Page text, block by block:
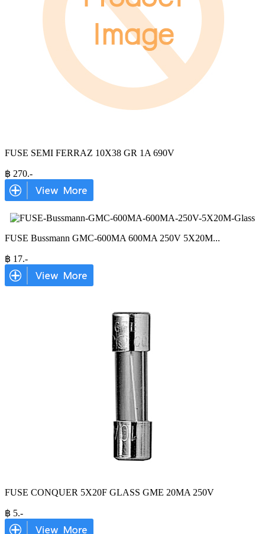
FUSE SEMI FERRAZ 10X38 GR 1A 690V
฿ 270.-
FUSE Bussmann GMC-600MA 600MA 250V 5X20M...
฿ 17.-
FUSE CONQUER 5X20F GLASS GME 20MA 250V
฿ 5.-